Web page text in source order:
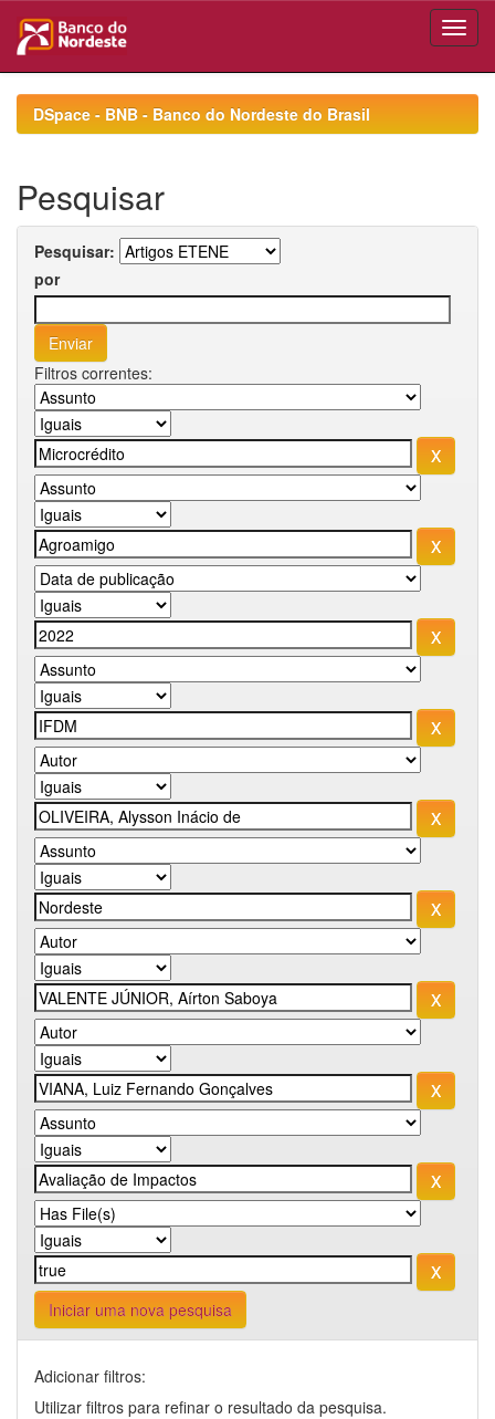
navigationDSpace - BNB - Banco do Nordeste do Brasil
Pesquisar
Pesquisar:
por
Filtros correntes:
Iniciar uma nova pesquisa
Adicionar filtros:
Utilizar filtros para refinar o resultado da pesquisa.